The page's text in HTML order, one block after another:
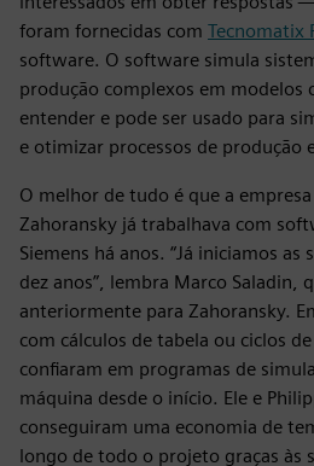
foram fornecidas com Tecnomatix
software. O software simula
produção complexos em modelos
entender e pode ser usado para
e otimizar processos de produção
O melhor de tudo é que a
Zahoransky já trabalhava com
Siemens há anos. “Já iniciamos as
dez anos”, lembra Marco Saladin,
anteriormente para Zahoransky.
com cálculos de tabela ou ciclos
confiaram em programas de
máquina desde o início. Ele e
conseguiram uma economia de
longo de todo o projeto graças às